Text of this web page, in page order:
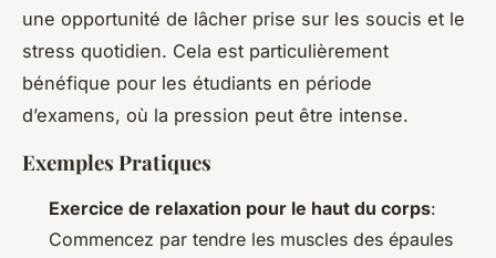
une opportunité de lâcher prise sur les soucis et le
stress quotidien. Cela est particulièrement
bénéfique pour les étudiants en période
d’examens, où la pression peut être intense.
Exemples Pratiques
Exercice de relaxation pour le haut du corps:
Commencez par tendre les muscles des épaules